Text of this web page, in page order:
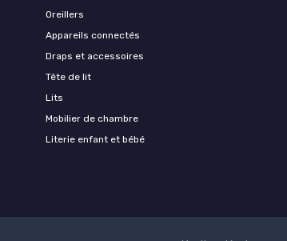
Oreillers
Appareils connectés
Draps et accessoires
Tête de lit
Lits
Mobilier de chambre
Literie enfant et bébé